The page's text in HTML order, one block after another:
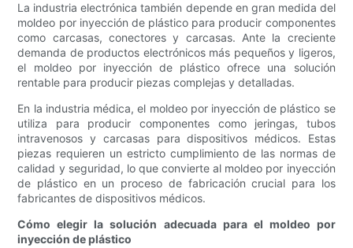
La industria electrónica también depende en gran medida del
moldeo por inyección de plástico para producir componentes
como carcasas, conectores y carcasas. Ante la creciente
demanda de productos electrónicos más pequeños y ligeros,
el moldeo por inyección de plástico ofrece una solución
rentable para producir piezas complejas y detalladas.
En la industria médica, el moldeo por inyección de plástico se
utiliza para producir componentes como jeringas, tubos
intravenosos y carcasas para dispositivos médicos. Estas
piezas requieren un estricto cumplimiento de las normas de
calidad y seguridad, lo que convierte al moldeo por inyección
de plástico en un proceso de fabricación crucial para los
fabricantes de dispositivos médicos.
Cómo elegir la solución adecuada para el moldeo por
inyección de plástico